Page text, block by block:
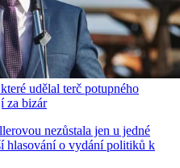
udělal terč potupného
za bizár
nezůstala jen u jedné
hlasování o vydání politiků k